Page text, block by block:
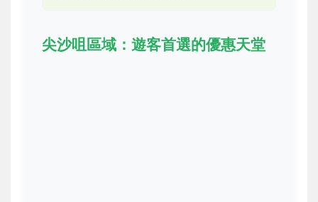
尖沙咀區域：遊客首選的優惠天堂